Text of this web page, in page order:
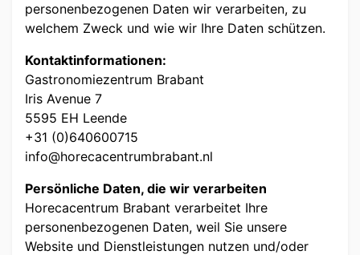
personenbezogenen Daten wir verarbeiten, zu
welchem Zweck und wie wir Ihre Daten schützen.
Kontaktinformationen:
Gastronomiezentrum Brabant
Iris Avenue 7
5595 EH Leende
+31 (0)640600715
info@horecacentrumbrabant.nl
Persönliche Daten, die wir verarbeiten
Horecacentrum Brabant verarbeitet Ihre
personenbezogenen Daten, weil Sie unsere
Website und Dienstleistungen nutzen und/oder